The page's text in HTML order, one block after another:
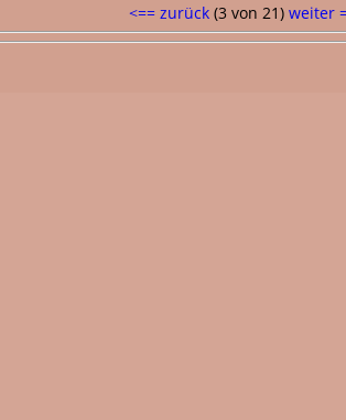
<== zurück(3 von 21) weiter